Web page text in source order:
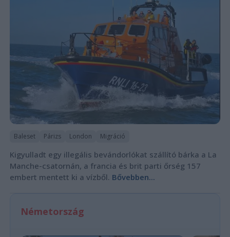
Baleset Párizs London Migráció
Kigyulladt egy illegális bevándorlókat szállító bárka a La
Manche-csatornán, a francia és brit parti őrség 157
embert mentett ki a vízből. Bővebben...
Németország